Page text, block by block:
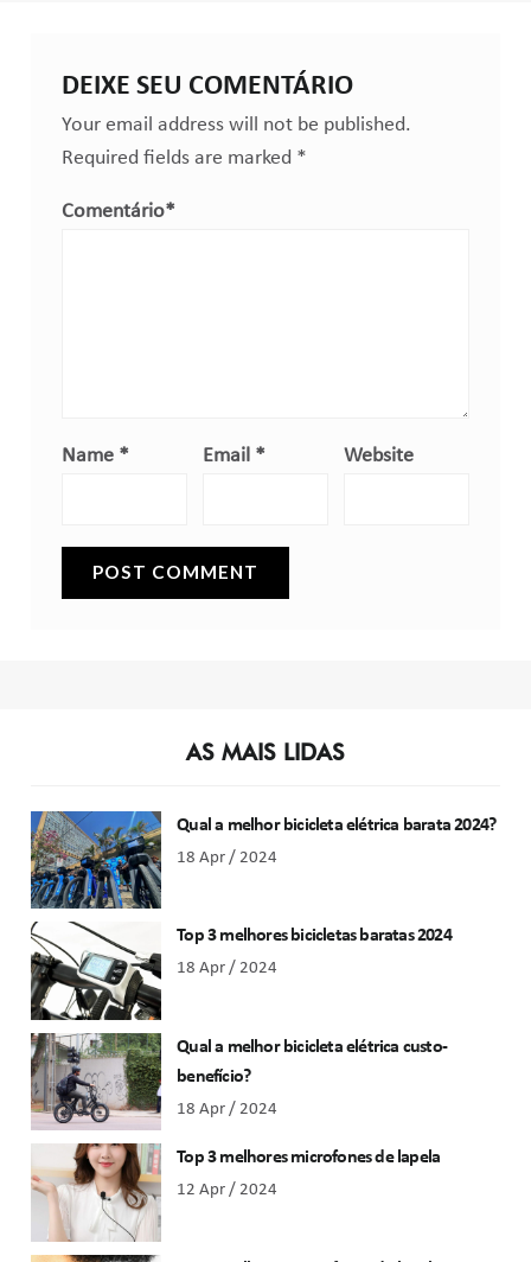
DEIXE SEU COMENTÁRIO
Your email address will not be published.
Required fields are marked *
Comentário*
Name * Email * Website
AS MAIS LIDAS
Qual a melhor bicicleta elétrica barata 2024?
18 Apr / 2024
Top 3 melhores bicicletas baratas 2024
18 Apr / 2024
Qual a melhor bicicleta elétrica custo-
benefício?
18 Apr / 2024
Top 3 melhores microfones de lapela
12 Apr / 2024